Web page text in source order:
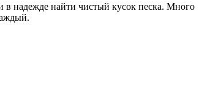
надежде найти чистый кусок песка. Много